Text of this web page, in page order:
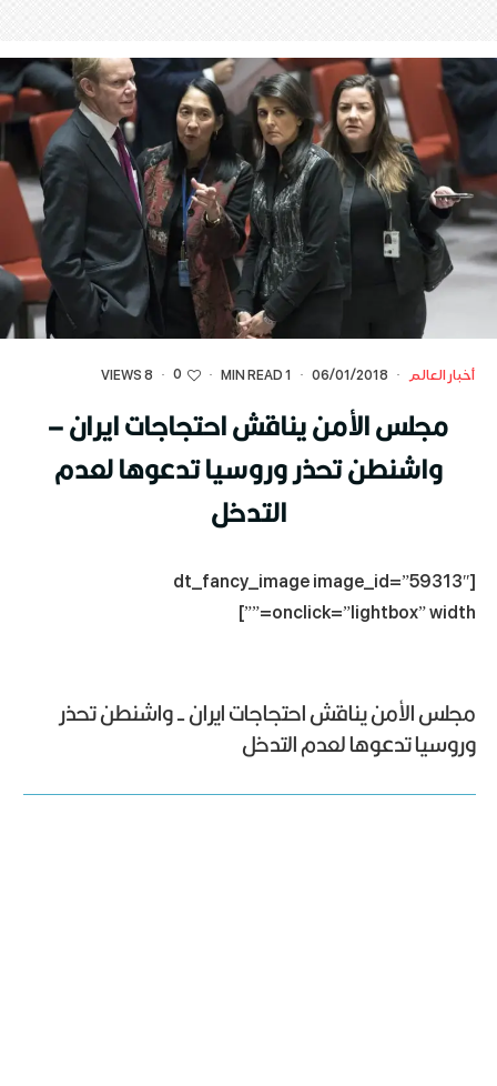
أخبار العالم ·
06/01/2018
·
1 MIN READ
·
0
·
8 VIEWS
مجلس الأمن يناقش احتجاجات ايران –
واشنطن تحذر وروسيا تدعوها لعدم
التدخل
[dt_fancy_image image_id=”59313″
onclick=”lightbox” width=””]
مجلس الأمن يناقش احتجاجات ايران - واشنطن تحذر
وروسيا تدعوها لعدم التدخل